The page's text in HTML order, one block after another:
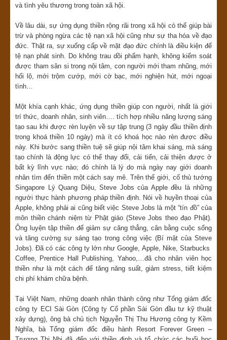
và tình yêu thương trong toàn xã hội.
Về lâu dài, sự ứng dụng thiền rộng rãi trong xã hội có thể giúp bài
trừ và phòng ngừa các tệ nạn xã hội cũng như sự tha hóa về đạo
đức. Thật ra, sự xuống cấp về mặt đạo đức chính là điều kiện để
tệ nạn phát sinh. Do không trau dồi phẩm hạnh, không kiểm soát
được tham sân si trong nội tâm, con người mới tham nhũng, mới
hối lộ, mới trộm cướp, mới cờ bạc, mới nghiện hút, mới ngoại
tình…
Một khía cạnh khác, ứng dụng thiền giúp con người, nhất là giới
trí thức, doanh nhân, sinh viên…. tích hợp nhiều năng lượng sáng
tạo sau khi được rèn luyện về sự tập trung (3 ngày đầu thiền định
trong khoá thiền 10 ngày) mà ít có khoá học nào rèn được điều
này. Khi bước sang thiền tuệ sẽ giúp nội tâm khai sáng, mà sáng
tạo chính là động lực có thể thay đổi, cải tiến, cải thiện được ở
bất kỳ lĩnh vực nào; đó chính là lý do mà ngày nay giới doanh
nhân tìm đến thiền một cách say mê. Trên thế giới, cố thủ tướng
Singapore Lý Quang Diệu, Steve Jobs của Apple đều là những
người thực hành phương pháp thiền định. Nói về huyền thoại của
Apple, không phải ai cũng biết việc Steve Jobs là một “tín đồ” của
môn thiền chánh niệm từ Phật giáo (Steve Jobs theo đạo Phật).
Ông luyện tập thiền để giảm sự căng thẳng, cân bằng cuộc sống
và tăng cường sự sáng tạo trong công việc (Bí mật của Steve
Jobs). Đã có các công ty lớn như Google, Apple, Nike, Starbucks
Coffee, Prentice Hall Publishing, Yahoo,…đã cho nhân viên học
thiền như là một cách để tăng năng suất, giảm stress, tiết kiệm
chi phí khám chữa bệnh.
Tại Việt Nam, những doanh nhân thành công như Tổng giám đốc
công ty ECI Sài Gòn (Công ty Cổ phần Sài Gòn đầu tư kỹ thuật
xây dựng), ông bà chủ tịch Nguyễn Thị Thu Hương công ty Kềm
Nghĩa, bà Tổng giám đốc điều hành Resort Forever Green –